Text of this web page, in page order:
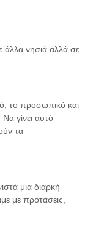
άλλα νησιά αλλά σε
το προσωπικό και
γίνει αυτό
τα
μια διαρκή
με προτάσεις,